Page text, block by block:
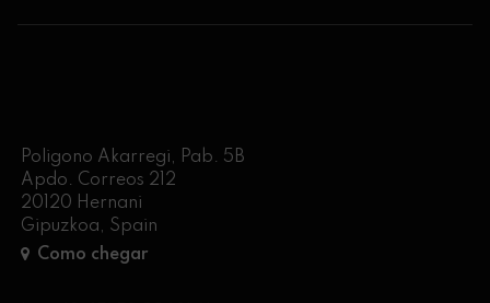
Poligono Akarregi, Pab. 5B
Apdo. Correos 212
20120 Hernani
Gipuzkoa, Spain
Como chegar